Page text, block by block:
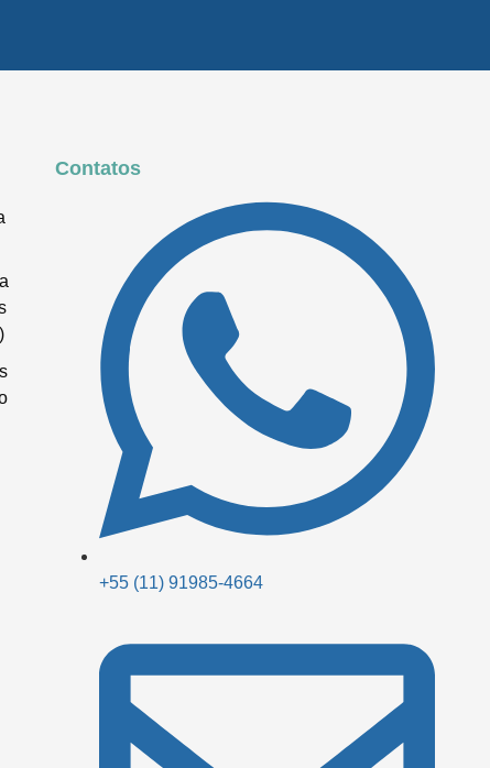
Contatos
+55 (11) 91985-4664